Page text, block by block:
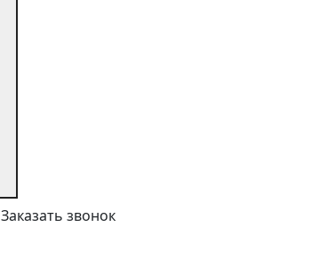
Заказать звонок